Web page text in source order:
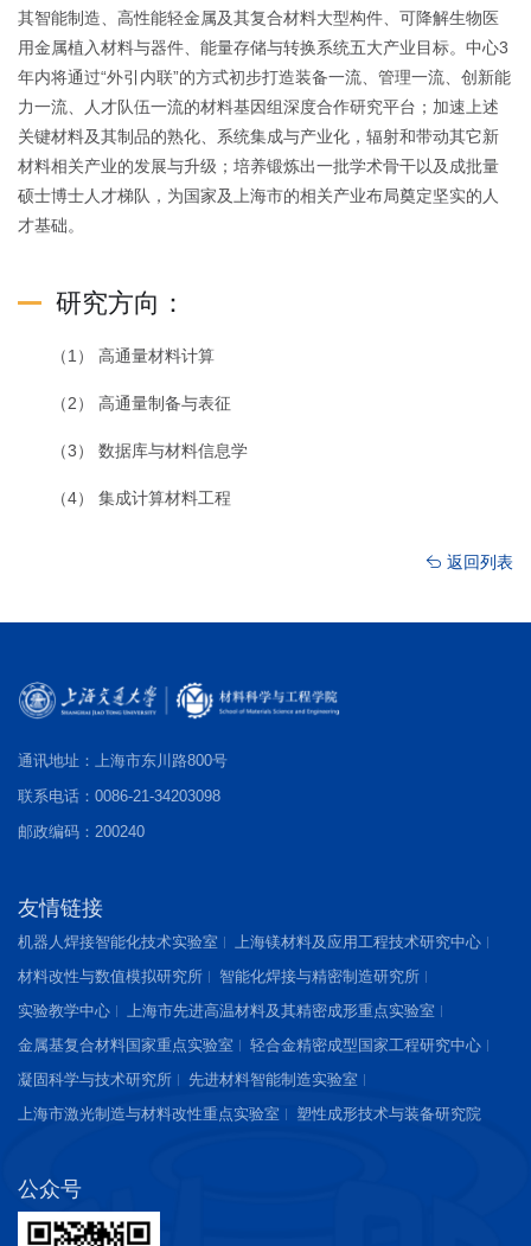
其智能制造、高性能轻金属及其复合材料大型构件、可降解生物医
用金属植入材料与器件、能量存储与转换系统五大产业目标。中心3
年内将通过“外引内联”的方式初步打造装备一流、管理一流、创新能
力一流、人才队伍一流的材料基因组深度合作研究平台；加速上述
关键材料及其制品的熟化、系统集成与产业化，辐射和带动其它新
材料相关产业的发展与升级；培养锻炼出一批学术骨干以及成批量
硕士博士人才梯队，为国家及上海市的相关产业布局奠定坚实的人
才基础。
研究方向：
（1） 高通量材料计算
（2） 高通量制备与表征
（3） 数据库与材料信息学
（4） 集成计算材料工程
返回列表
通讯地址：上海市东川路800号
联系电话：0086-21-34203098
邮政编码：200240
友情链接
机器人焊接智能化技术实验室
上海镁材料及应用工程技术研究中心
材料改性与数值模拟研究所
智能化焊接与精密制造研究所
实验教学中心
上海市先进高温材料及其精密成形重点实验室
金属基复合材料国家重点实验室
轻合金精密成型国家工程研究中心
凝固科学与技术研究所
先进材料智能制造实验室
上海市激光制造与材料改性重点实验室
塑性成形技术与装备研究院
公众号